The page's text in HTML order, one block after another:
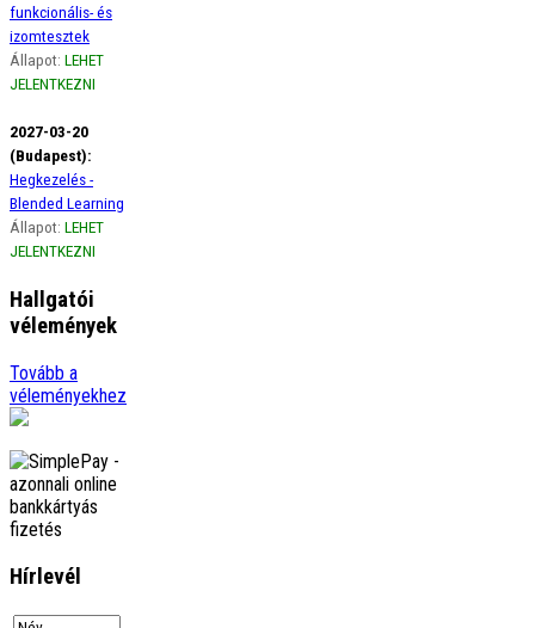
funkcionális- és
izomtesztek
Állapot: LEHET
JELENTKEZNI
2027-03-20
(Budapest):
Hegkezelés -
Blended Learning
Állapot: LEHET
JELENTKEZNI
Hallgatói
vélemények
Ági
Szeretném szivből jövő
hálámat kifejezni a gerinces
kurzus óta életemben
előszor figyelek a borzasztó
tartásomra, amikor
görbülök, …tovább
Adrienn
Örülök, hogy
őrült sokat tanultam Tőletek.
Szuper csapat vagytok.
Tovább a
véleményekhez
Hírlevél